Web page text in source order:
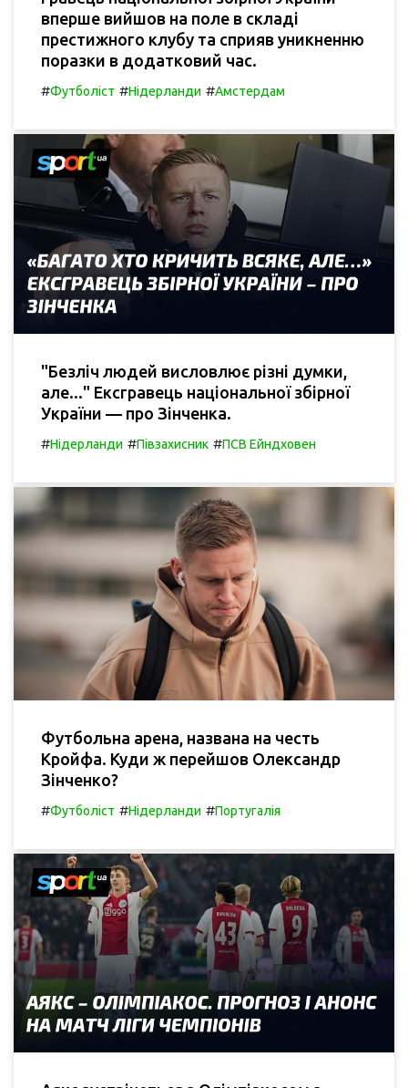
вперше вийшов на поле в складі
престижного клубу та сприяв уникненню
поразки в додатковий час.
#Футболіст #Нідерланди #Амстердам
"Безліч людей висловлює різні думки,
але..." Ексгравець національної збірної
України — про Зінченка.
#Нідерланди #Півзахисник #ПСВ Ейндховен
Футбольна арена, названа на честь
Кройфа. Куди ж перейшов Олександр
Зінченко?
#Футболіст #Нідерланди #Португалія